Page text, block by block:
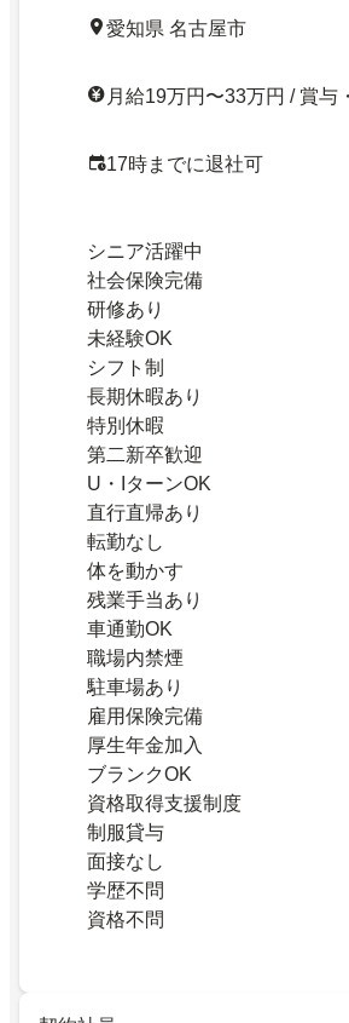
愛知県 名古屋市
月給19万円〜33万円 / 賞与
17時までに退社可
シニア活躍中
社会保険完備
研修あり
未経験OK
シフト制
長期休暇あり
特別休暇
第二新卒歓迎
U・IターンOK
直行直帰あり
転勤なし
体を動かす
残業手当あり
車通勤OK
職場内禁煙
駐車場あり
雇用保険完備
厚生年金加入
ブランクOK
資格取得支援制度
制服貸与
面接なし
学歴不問
資格不問